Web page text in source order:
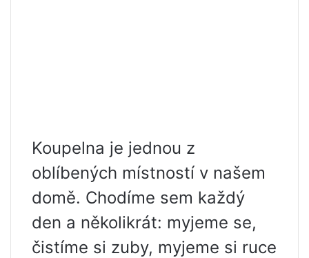
Koupelna je jednou z
oblíbených místností v našem
domě. Chodíme sem každý
den a několikrát: myjeme se,
čistíme si zuby, myjeme si ruce